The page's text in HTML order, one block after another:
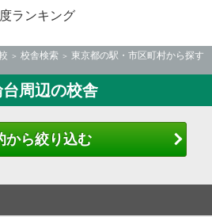
ランキング
校舎検索
東京都の駅・市区町村から探す
周辺の校舎
から絞り込む